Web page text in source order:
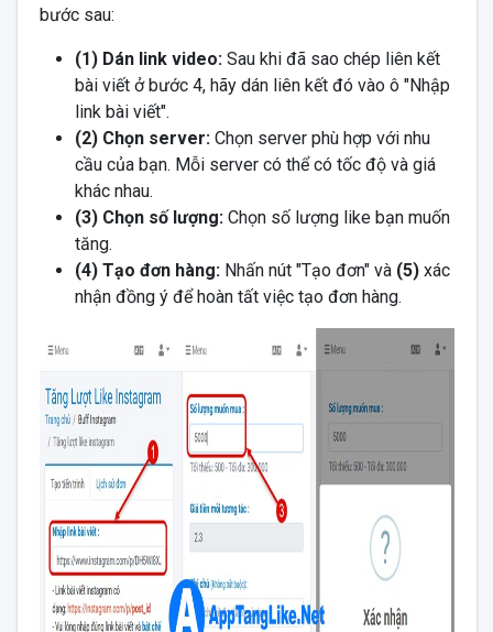
bước sau:
(1) Dán link video:Sau khi đã sao chép liên kết
bài viết ở bước 4, hãy dán liên kết đó vào ô "Nhập
link bài viết".
(2) Chọn server:Chọn server phù hợp với nhu
cầu của bạn. Mỗi server có thể có tốc độ và giá
khác nhau.
(3) Chọn số lượng:Chọn số lượng like bạn muốn
tăng.
(4) Tạo đơn hàng:Nhấn nút "Tạo đơn" và (5)xác
nhận đồng ý để hoàn tất việc tạo đơn hàng.